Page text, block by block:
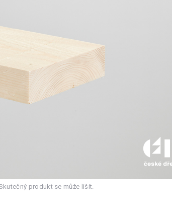
Zobrazit všechny výsledky
produkt se může lišit.